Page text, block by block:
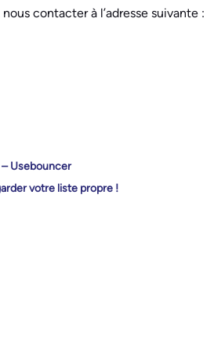
contacter à l’adresse suivante :
Usebouncer
votre liste propre !